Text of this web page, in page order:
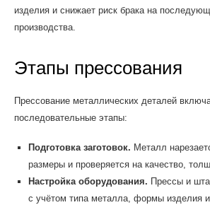
изделия и снижает риск брака на
производства.
Этапы прессования
Прессование металлических деталей
последовательные этапы:
Подготовка заготовок. Металл
размеры и проверяется на качество,
Настройка оборудования. Прессы и
с учётом типа металла, формы изделия и